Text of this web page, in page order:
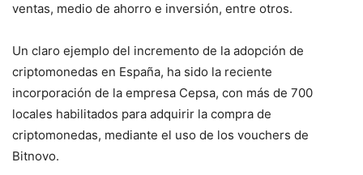
ventas, medio de ahorro e inversión, entre otros.
Un claro ejemplo del incremento de la adopción de
criptomonedas en España, ha sido la reciente
incorporación de la empresa Cepsa, con más de 700
locales habilitados para adquirir la compra de
criptomonedas, mediante el uso de los vouchers de
Bitnovo.